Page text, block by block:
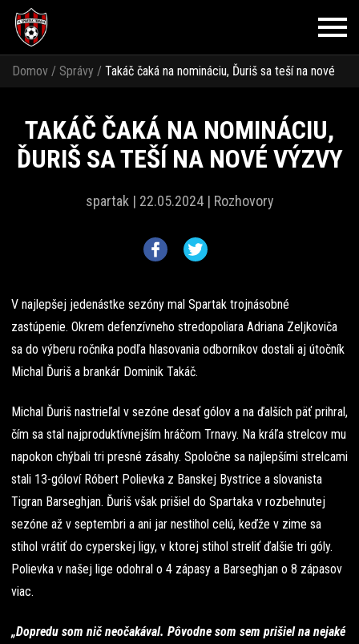
Domov / Správy / Takáč čaká na nomináciu, Ďuriš sa teší na nové
TAKÁČ ČAKÁ NA NOMINÁCIU,
ĎURIŠ SA TEŠÍ NA NOVÉ VÝZVY
spartak | 22.05.2024 | Rozhovory
V najlepšej jedenástke sezóny mal Spartak trojnásobné
zastúpenie. Okrem defenzívneho stredopoliara Adriana Zeljkoviča
sa do výberu ročníka podľa hlasovania odborníkov dostali aj útočník
Michal Ďuriš a brankár Dominik Takáč.
Michal Ďuriš nastrieľal v sezóne desať gólov a na ďalších päť prihral,
čím sa stal najproduktívnejším hráčom Trnavy. Na kráľa strelcov mu
napokon chýbali tri presné zásahy. Spoločne sa najlepšími strelcami
stali 13-góloví Róbert Polievka z Banskej Bystrice a slovanista
Tigran Barseghjan. Ďuriš však prišiel do Spartaka v rozbehnutej
sezóne až v septembri a ani jar nestihol celú, keďže v zime sa
stihol vrátiť do cyperskej ligy, v ktorej stihol streliť ďalšie tri góly.
Polievka v našej lige odohral o 4 zápasy a Barseghjan o 8 zápasov
viac.
„Dopredu som nič neočakával. Pôvodne som sem prišiel na nejaké